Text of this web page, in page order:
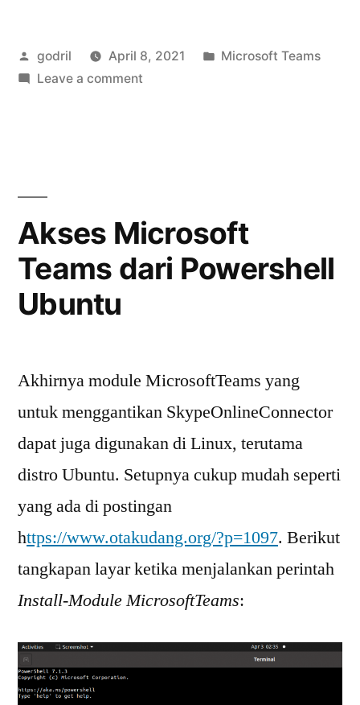
Posted
by
godril April 8, 2021
Posted
Microsoft Teams
Leave a commenton
Dikenali
Akses Microsoft
Teams dari Powershell
Ubuntu
Akhirnya module MicrosoftTeams yang
untuk menggantikan SkypeOnlineConnector
dapat juga digunakan di Linux, terutama
distro Ubuntu. Setupnya cukup mudah seperti
yang ada di postingan
https://www.otakudang.org/?p=1097. Berikut
tangkapan layar ketika menjalankan perintah
Install-Module MicrosoftTeams: